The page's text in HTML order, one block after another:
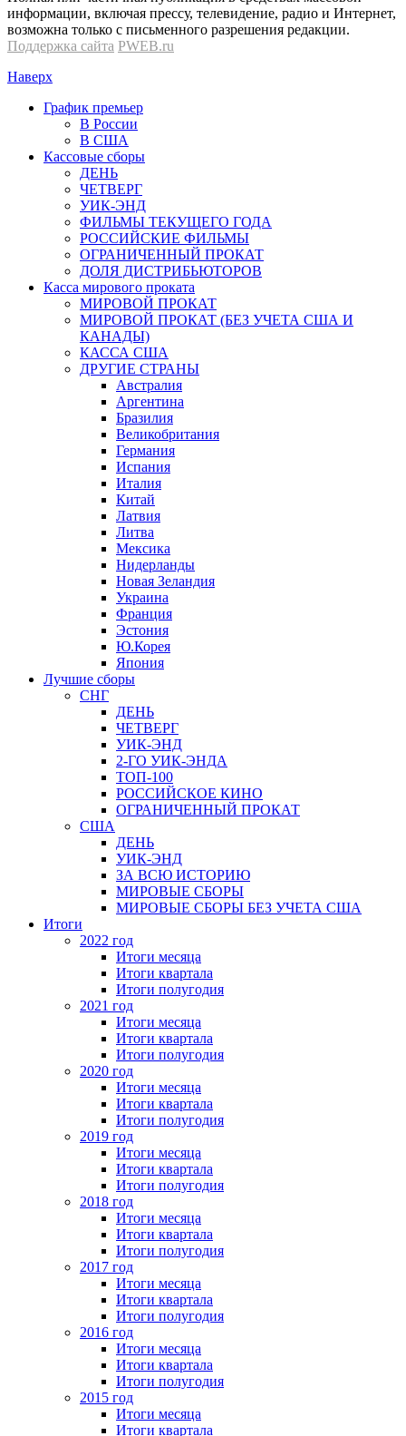
информации, включая прессу, телевидение, радио и Интернет,
возможна только с письменного разрешения редакции.
Поддержка сайта PWEB.ru
Наверх
График премьер
В России
В США
Кассовые сборы
ДЕНЬ
ЧЕТВЕРГ
УИК-ЭНД
ФИЛЬМЫ ТЕКУЩЕГО ГОДА
РОССИЙСКИЕ ФИЛЬМЫ
ОГРАНИЧЕННЫЙ ПРОКАТ
ДОЛЯ ДИСТРИБЬЮТОРОВ
Касса мирового проката
МИРОВОЙ ПРОКАТ
МИРОВОЙ ПРОКАТ (БЕЗ УЧЕТА США И
КАНАДЫ)
КАССА США
ДРУГИЕ СТРАНЫ
Австралия
Аргентина
Бразилия
Великобритания
Германия
Испания
Италия
Китай
Латвия
Литва
Мексика
Нидерланды
Новая Зеландия
Украина
Франция
Эстония
Ю.Корея
Япония
Лучшие сборы
СНГ
ДЕНЬ
ЧЕТВЕРГ
УИК-ЭНД
2-ГО УИК-ЭНДА
ТОП-100
РОССИЙСКОЕ КИНО
ОГРАНИЧЕННЫЙ ПРОКАТ
США
ДЕНЬ
УИК-ЭНД
ЗА ВСЮ ИСТОРИЮ
МИРОВЫЕ СБОРЫ
МИРОВЫЕ СБОРЫ БЕЗ УЧЕТА США
Итоги
2022 год
Итоги месяца
Итоги квартала
Итоги полугодия
2021 год
Итоги месяца
Итоги квартала
Итоги полугодия
2020 год
Итоги месяца
Итоги квартала
Итоги полугодия
2019 год
Итоги месяца
Итоги квартала
Итоги полугодия
2018 год
Итоги месяца
Итоги квартала
Итоги полугодия
2017 год
Итоги месяца
Итоги квартала
Итоги полугодия
2016 год
Итоги месяца
Итоги квартала
Итоги полугодия
2015 год
Итоги месяца
Итоги квартала